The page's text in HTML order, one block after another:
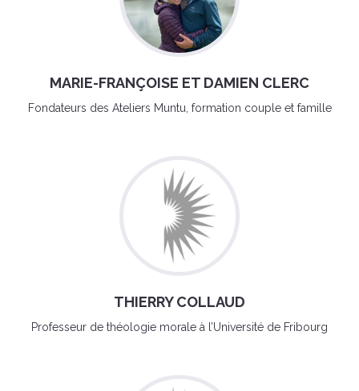
MARIE-FRANÇOISE ET DAMIEN CLERC
Fondateurs des Ateliers Muntu, formation couple et famille
THIERRY COLLAUD
Professeur de théologie morale à l’Université de Fribourg